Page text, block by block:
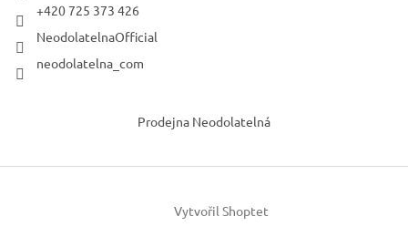
+420 725 373 426
NeodolatelnaOfficial
neodolatelna_com
Prodejna Neodolatelná
Vytvořil Shoptet